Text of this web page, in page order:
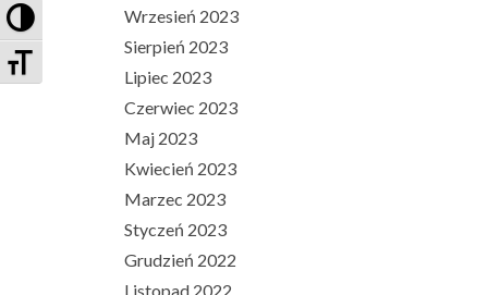
PRZEŁĄCZ WYSOKI KONTRAST
ZMIEŃ ROZMIAR CZCIONEK
Wrzesień 2023
Sierpień 2023
Lipiec 2023
Czerwiec 2023
Maj 2023
Kwiecień 2023
Marzec 2023
Styczeń 2023
Grudzień 2022
Listopad 2022